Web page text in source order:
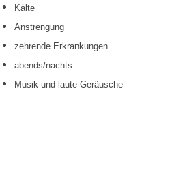
Kälte
Anstrengung
zehrende Erkrankungen
abends/nachts
Musik und laute Geräusche